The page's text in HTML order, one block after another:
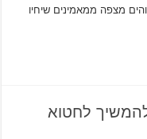
מצפה ממאמינים שיחיו
לחטוא